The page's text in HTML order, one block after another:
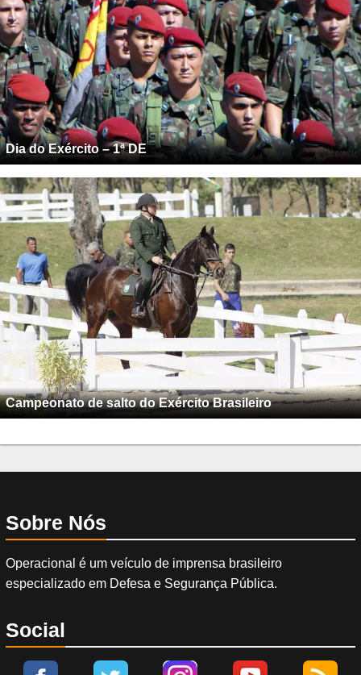
Dia do Exército – 1ª DE
Campeonato de salto do Exército Brasileiro
Sobre Nós
Operacional é um veículo de imprensa brasileiro
especializado em Defesa e Segurança Pública.
Social